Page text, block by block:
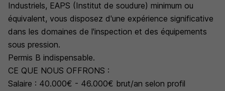
Industriels, EAPS (Institut de soudure) minimum ou
équivalent, vous disposez d'une expérience significative
dans les domaines de l'inspection et des équipements
sous pression.
Permis B indispensable.
CE QUE NOUS OFFRONS :
Salaire : 40.000€ - 46.000€ brut/an selon profil